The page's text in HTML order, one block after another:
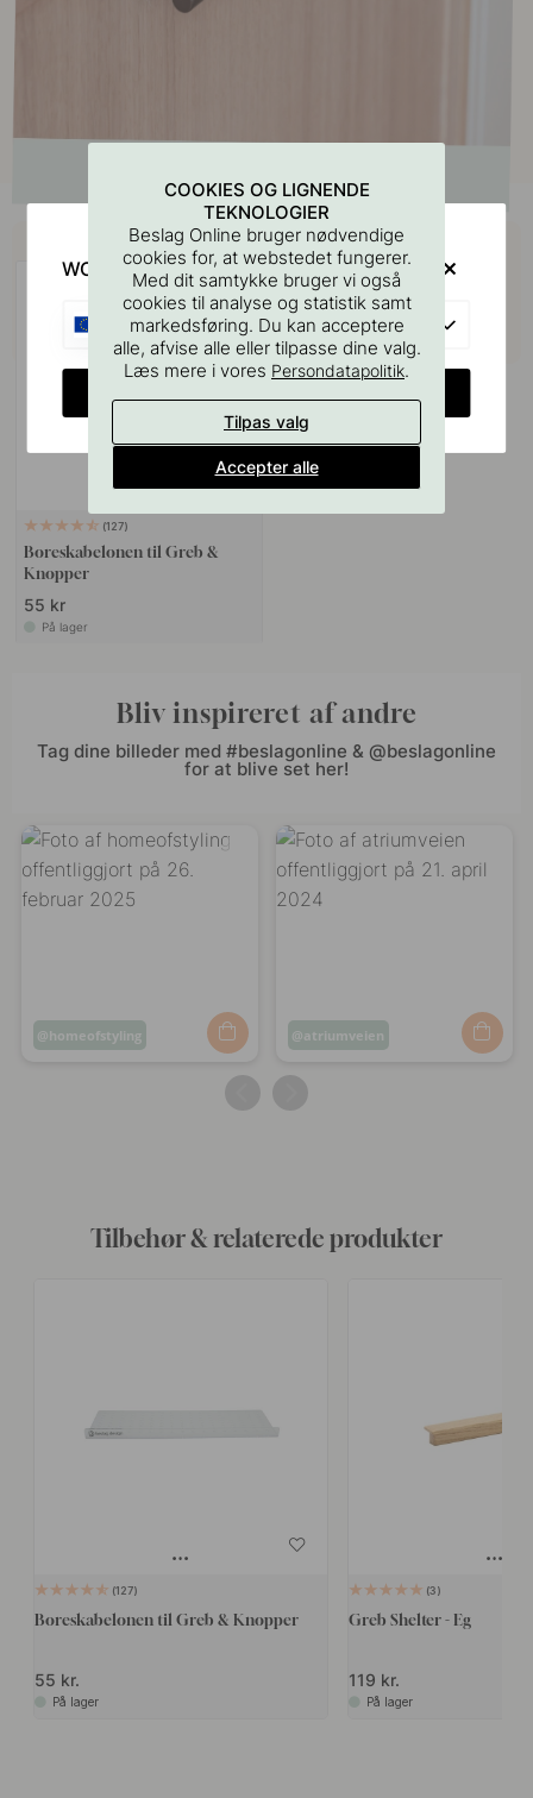
Køb sammen med
127
Boreskabelonen til Greb &
Knopper
55 kr
På lager
Bliv inspireret af andre
Tag dine billeder med #beslagonline & @beslagonline
for at blive set her!
Opslag
homeofstyling
Opslag
af
atriumveien
Tilbehør & relaterede produkter
127
Boreskabelonen til Greb & Knopper
55 kr.
På lager
3
Greb Shelter - Eg
119 kr.
På lager
COOKIES OG LIGNENDE
TEKNOLOGIER
Beslag Online bruger nødvendige
cookies for, at webstedet fungerer.
Med dit samtykke bruger vi også
cookies til analyse og statistik samt
markedsføring. Du kan acceptere
alle, afvise alle eller tilpasse dine valg.
Læs mere i vores Persondatapolitik.
Tilpas valg
Accepter alle
WOULD YOU RATHER VISIT?
EU